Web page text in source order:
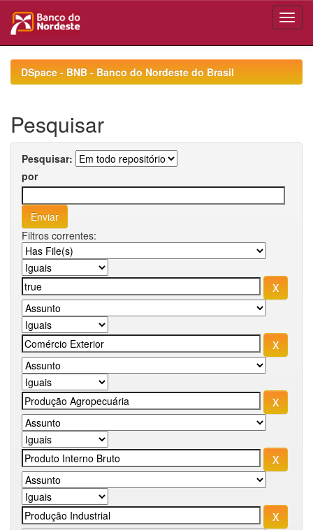
navigationDSpace - BNB - Banco do Nordeste do Brasil
Pesquisar
Pesquisar:
por
Filtros correntes: